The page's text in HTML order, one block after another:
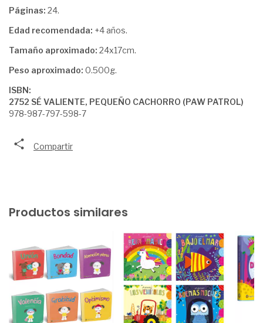
Páginas: 24.
Edad recomendada: +4 años.
Tamaño aproximado: 24x17cm.
Peso aproximado: 0.500g.
ISBN:
2752 SÉ VALIENTE, PEQUEÑO CACHORRO (PAW PATROL)
978-987-797-598-7
Compartir
Productos similares